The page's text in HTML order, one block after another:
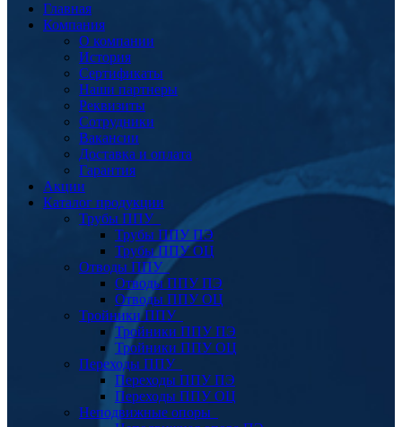
Главная
Компания
О компании
История
Сертификаты
Наши партнеры
Реквизиты
Сотрудники
Вакансии
Доставка и оплата
Гарантия
Акции
Каталог продукции
Трубы ППУ
Трубы ППУ ПЭ
Трубы ППУ ОЦ
Отводы ППУ
Отводы ППУ ПЭ
Отводы ППУ ОЦ
Тройники ППУ
Тройники ППУ ПЭ
Тройники ППУ ОЦ
Переходы ППУ
Переходы ППУ ПЭ
Переходы ППУ ОЦ
Неподвижные опоры